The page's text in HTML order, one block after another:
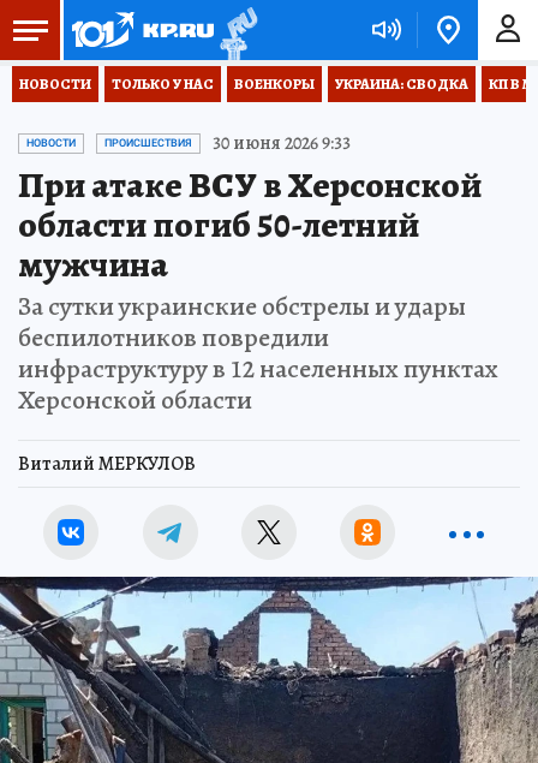
НОВОСТИ ТОЛЬКО У НАС ВОЕНКОРЫ УКРАИНА: СВОДКА КП В
НОВОСТИ ПРОИСШЕСТВИЯ 30 июня 2026 9:33
При атаке ВСУ в Херсонской
области погиб 50-летний
мужчина
За сутки украинские обстрелы и удары
беспилотников повредили
инфраструктуру в 12 населенных пунктах
Херсонской области
Виталий МЕРКУЛОВ